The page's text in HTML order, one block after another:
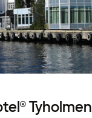
Tyholmen